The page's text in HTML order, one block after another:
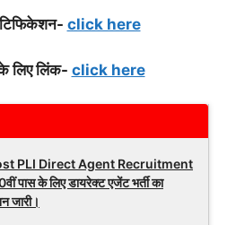
click here
लिए लिंक- click here
PLI Direct Agent Recruitment
पास के लिए डायरेक्ट एजेंट भर्ती का
जारी।